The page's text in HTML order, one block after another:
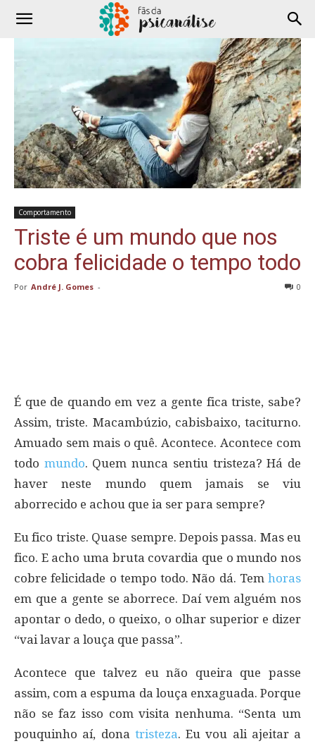
Comportamento
Triste é um mundo que nos
cobra felicidade o tempo todo
Por André J. Gomes - 0
É que de quando em vez a gente fica triste, sabe?
Assim, triste. Macambúzio, cabisbaixo, taciturno.
Amuado sem mais o quê. Acontece. Acontece com
todo mundo. Quem nunca sentiu tristeza? Há de
haver neste mundo quem jamais se viu
aborrecido e achou que ia ser para sempre?
Eu fico triste. Quase sempre. Depois passa. Mas eu
fico. E acho uma bruta covardia que o mundo nos
cobre felicidade o tempo todo. Não dá. Tem horas
em que a gente se aborrece. Daí vem alguém nos
apontar o dedo, o queixo, o olhar superior e dizer
“vai lavar a louça que passa”.
Acontece que talvez eu não queira que passe
assim, com a espuma da louça enxaguada. Porque
não se faz isso com visita nenhuma. “Senta um
pouquinho aí, dona tristeza. Eu vou ali ajeitar a